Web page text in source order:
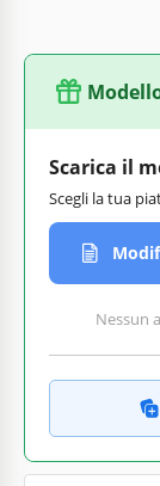
Scarica il
Scegli la tua
Nessun